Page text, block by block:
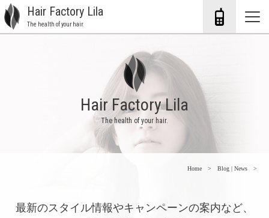
Hair Factory Lila
The health of your hair.
Hair Factory Lila
The health of your hair.
Home Blog | News
最新のスタイル情報やキャンペーンの案内など、